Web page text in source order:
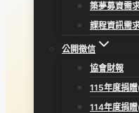
築夢募資需
課程資訊需
公開徵信
協會財報
115年度捐
114年度捐